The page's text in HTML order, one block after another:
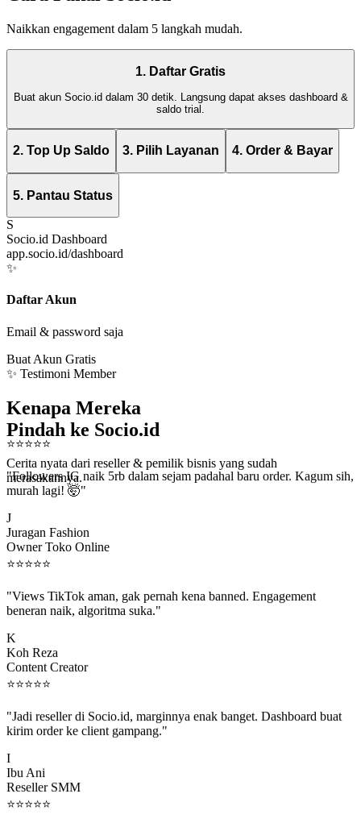
Naikkan engagement dalam 5 langkah mudah.
1. Daftar Gratis
Buat akun Socio.id dalam 30 detik. Langsung dapat akses dashboard &
saldo trial.
2. Top Up Saldo 3. Pilih Layanan 4. Order & Bayar
5. Pantau Status
S
Socio.id Dashboard
app.socio.id/dashboard
✨
Daftar Akun
Email & password saja
Buat Akun Gratis
✨ Testimoni Member
Kenapa Mereka
Pindah ke Socio.id
Cerita nyata dari reseller & pemilik bisnis yang sudah
merasakannya.
⭐⭐⭐⭐⭐
"Followers IG naik 5rb dalam sejam padahal baru order. Kagum sih,
murah lagi! 🤯"
Juragan Fashion
Owner Toko Online
⭐⭐⭐⭐ ⭐
beneran naik, algoritma suka."
Koh Reza
Content Creator
⭐⭐⭐⭐⭐
kirim order ke client gampang."
Ibu Ani
Reseller SMM
⭐⭐⭐⭐⭐